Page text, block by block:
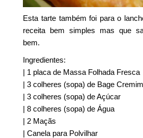
Esta tarte também foi para o
receita bem simples mas que
bem.
Ingredientes:
| 1 placa de Massa Folhada Fresca
| 3 colheres (sopa) de Bage Cremim
| 3 colheres (sopa) de Açúcar
| 8 colheres (sopa) de Água
| 2 Maçãs
| Canela para Polvilhar